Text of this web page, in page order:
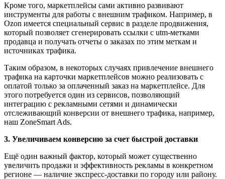
Кроме того, маркетплейсы сами активно развивают
инструменты для работы с внешним трафиком. Например, в
Ozon имеется специальный сервис в разделе продвижения,
который позволяет сгенерировать ссылки с utm-метками
продавца и получать отчеты о заказах по этим меткам и
источниках трафика.
Таким образом, в некоторых случаях привлечение внешнего
трафика на карточки маркетплейсов можно реализовать с
оплатой только за оплаченный заказ на маркетплейсе. Для
этого потребуется один из сервисов, позволяющий
интеграцию с рекламными сетями и динамически
отслеживающий конверсии от внешнего трафика, например,
наш ZoneSmart Ads.
3. Увеличиваем конверсию за счет быстрой доставки
Ещё один важный фактор, который может существенно
увеличить продажи и эффективность рекламы в конкретном
регионе — наличие экспресс-доставки по городу или району.